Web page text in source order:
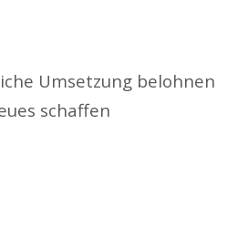
Umsetzung belohnen
schaffen